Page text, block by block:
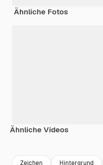
Ähnliche Fotos
Ähnliche Videos
Zeichen Hintergrund